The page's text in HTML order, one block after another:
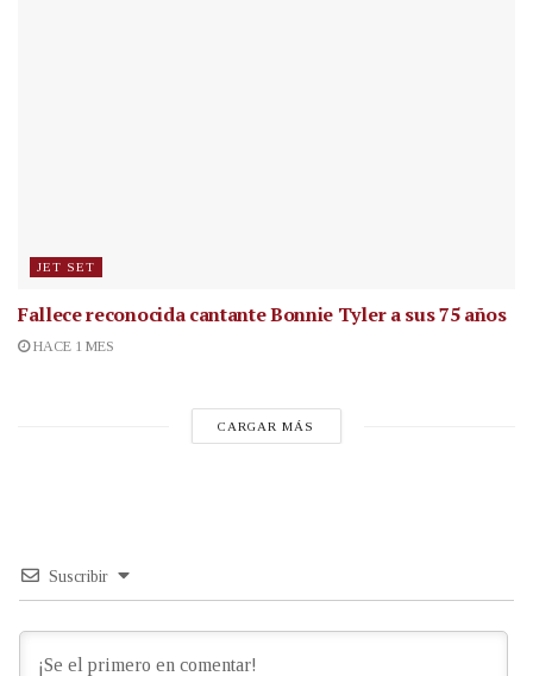
JET SET
Fallece reconocida cantanteBonnie Tyler a sus 75 años
HACE 1 MES
CARGAR MÁS
Suscribir